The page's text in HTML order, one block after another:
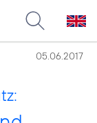
05.06.2017